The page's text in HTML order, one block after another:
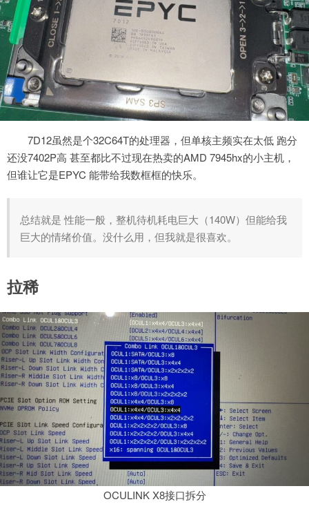
7D12虽然是个32C64T的处理器，但单核主频实在太低 跑分
还没7402P高 甚至都比不过现在热卖的AMD 7945hx的小主机，
但谁让它是EPYC 能带给我数框框的快乐。
总结就是 性能一般，整机待机耗电巨大（140W）但能给我
巨大的情绪价值。没什么用，但我就是很喜欢。
拉稀
OCULINK X8接口拆分